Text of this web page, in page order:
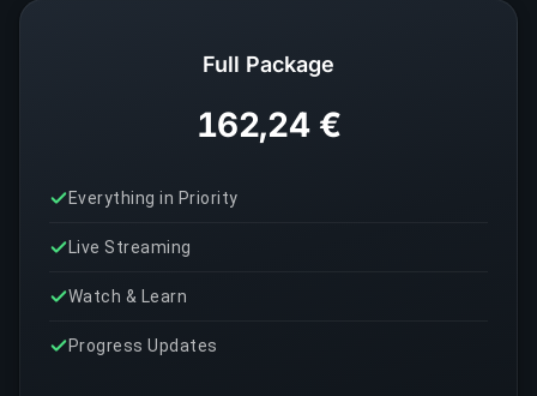
Full Package
162,24 €
Everything in Priority
Live Streaming
Watch & Learn
Progress Updates